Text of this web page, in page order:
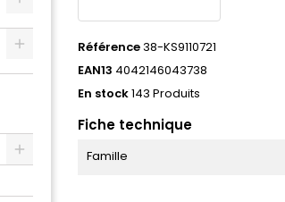
Référence38-KS9110721
EAN13 4042146043738
En stock143 Produits
Fiche technique
Famille